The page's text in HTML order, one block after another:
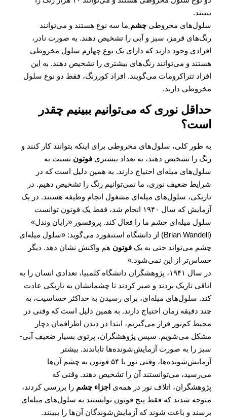
ببینند.
سلول‌های مخروطیچشم ما سه نوع هستند و می‌توانند
رنگ‌های قرمز، سبز و آبی را تشخیص دهند. به صورت نادر،
افرادی وجود دارند که دارای یک نوع چهارم سلول مخروطی
هستند و می‌توانند رنگ‌های بیشتری را تشخیص دهند. به این
افراد تتراکرومات می‌گویند. افراد کوررنگ، فقط دو نوع سلول
مخروطی دارند.
حداقل نوری که می‌توانیم ببینیم چقدر
است؟
به طور کلی، سلول‌های مخروطی برای اینکه بتوانند کار کنند و
رنگ را تشخیص دهند، به تعداد بیشتری فوتون نسبت به
سلول‌های میله‌ای احتیاج دارند. به همین دلیل است که در
شرایط ضعیف نوری، ما نمی‌توانیم رنگ را تشخیص دهیم. در
تاریکی، سلول‌های میله‌ای مشغول انجام وظیفه هستند. در یک
آزمایش که سال ۱۹۴۰ انجام شد، فقط یک فوتون توانست
سلول میله‌ای چشم ما را فعال کند. پروفسور «رایان وندل»
(Brian Wandell) از دانشگاه استنفورد می‌گوید: «سلول میله‌ای
چشم می‌تواند حتی به یکفوتون هم واکنش نشان دهد. دیگر
حساس‌تر از این نمی‌شود.»
در سال ۱۹۴۱، پژوهشگران دانشگاه کلمبیا، تعدادی انسان را به
اتاقی تاریک بردند و صبر کردند تا چشمانشان به تاریکی عادت
کند. سلول‌های میله‌ای، برای رسیدن به حداکثر حساسیت، به
چند دقیقه زمان احتیاج دارند. به همین دلیل است که وقتی در
محیط کم‌نور قرار می‌گیریم،‌ ابتدا در دیدن اطرافمان دچار
مشکل می‌شویم. سپس پژوهشگران، پرتوی بسیار ضعیف آبی-
سبز را به صورت آزمایش‌شونده‌ها تاباندند. بیشتر
آزمایش‌شونده‌ها، وقتی نور با ۵۴ فوتون به چشم آن‌ها
می‌رسید، می‌توانستند آن را تشخیص دهند. وقتی که
پژوهشگران، اتلاف نور در همه‌ی اجزاء چشم را بررسی کردند،
متوجه شدند که فقط پنج فوتون توانستند به سلول‌های میله‌ای
برسند و باعث شوند که آزمایش‌شوندگان آن‌ها را ببینند.